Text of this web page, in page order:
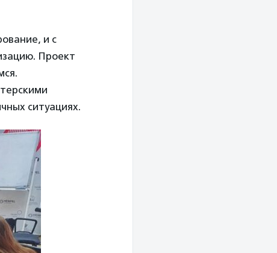
и с
Проект
ситуациях.